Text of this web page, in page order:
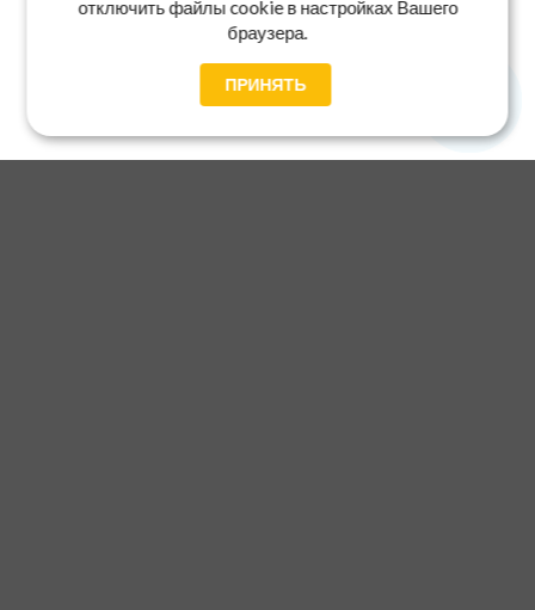
отключить файлы cookie в настройках Вашего
браузера.
ПРИНЯТЬ